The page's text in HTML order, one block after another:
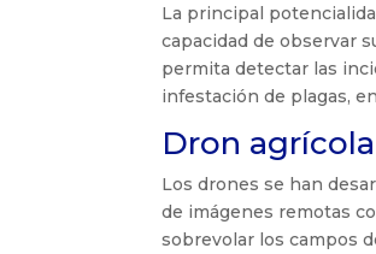
La principal
capacidad de observar
permita detectar las
infestación de plagas,
Dron
Los drones se han
de imágenes remotas
sobrevolar los campos